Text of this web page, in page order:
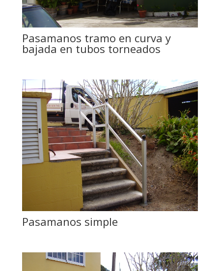
Pasamanos tramo en curva y
bajada en tubos torneados
Pasamanos simple